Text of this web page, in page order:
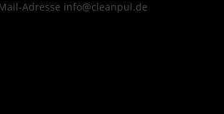
Adresse info@cleanpul.de